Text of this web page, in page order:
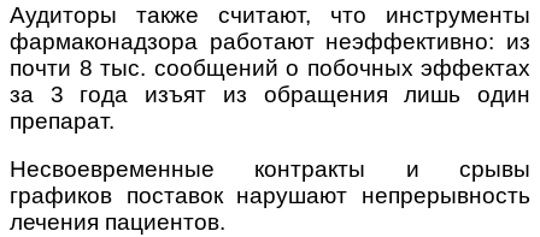
Аудиторы также считают, что инструменты
фармаконадзора работают неэффективно: из
почти 8 тыс. сообщений о побочных эффектах
за 3 года изъят из обращения лишь один
препарат.
Несвоевременные контракты и срывы
графиков поставок нарушают непрерывность
лечения пациентов.